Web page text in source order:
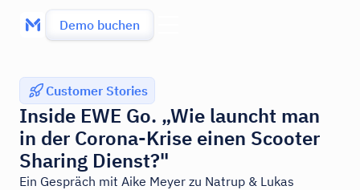
Demo buchen
Customer Stories
Inside EWE Go. „Wie launcht man
in der Corona-Krise einen Scooter
Sharing Dienst?"
Ein Gespräch mit Aike Meyer zu Natrup & Lukas